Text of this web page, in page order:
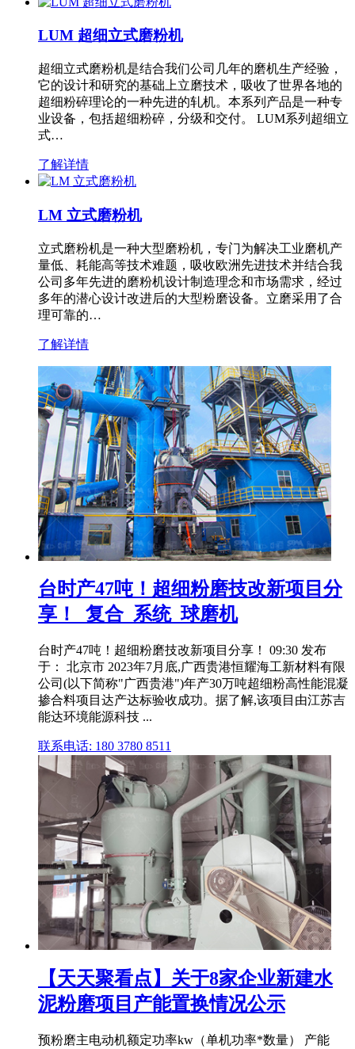
LUM 超细立式磨粉机
超细立式磨粉机是结合我们公司几年的磨机生产经验，
它的设计和研究的基础上立磨技术，吸收了世界各地的
超细粉碎理论的一种先进的轧机。本系列产品是一种专
业设备，包括超细粉碎，分级和交付。 LUM系列超细立
式…
了解详情
LM 立式磨粉机
立式磨粉机是一种大型磨粉机，专门为解决工业磨机产
量低、耗能高等技术难题，吸收欧洲先进技术并结合我
公司多年先进的磨粉机设计制造理念和市场需求，经过
多年的潜心设计改进后的大型粉磨设备。立磨采用了合
理可靠的…
了解详情
台时产47吨！超细粉磨技改新项目分
享！_复合_系统_球磨机
台时产47吨！超细粉磨技改新项目分享！ 09:30 发布
于： 北京市 2023年7月底,广西贵港恒耀海工新材料有限
公司(以下简称"广西贵港")年产30万吨超细粉高性能混凝
掺合料项目达产达标验收成功。据了解,该项目由江苏吉
能达环境能源科技 ...
联系电话: 180 3780 8511
【天天聚看点】关于8家企业新建水
泥粉磨项目产能置换情况公示
预粉磨主电动机额定功率kw（单机功率*数量） 产能